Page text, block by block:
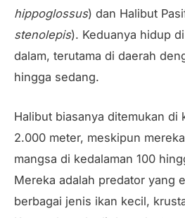
hippoglossus) dan Halibut
stenolepis). Keduanya hidup
dalam, terutama di daerah
hingga sedang.
Halibut biasanya ditemukan di
2.000 meter, meskipun
mangsa di kedalaman 100
Mereka adalah predator yang
berbagai jenis ikan kecil,